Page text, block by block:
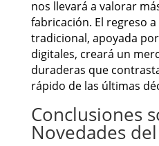
nos llevará a valorar
fabricación. El regreso
tradicional, apoyada
digitales, creará un
duraderas que
rápido de las últimas
Conclusiones
Novedades